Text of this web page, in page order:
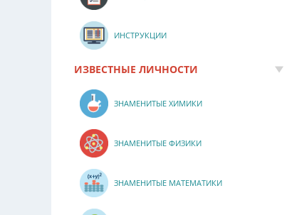
ИНСТРУКЦИИ
ИЗВЕСТНЫЕ ЛИЧНОСТИ
ЗНАМЕНИТЫЕ ХИМИКИ
ЗНАМЕНИТЫЕ ФИЗИКИ
ЗНАМЕНИТЫЕ МАТЕМАТИКИ